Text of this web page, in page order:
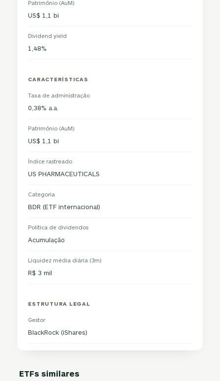
Patrimônio (AuM)
US$ 1,1 bi
Dividend yield
1,48%
CARACTERÍSTICAS
Taxa de administração
0,38% a.a.
Patrimônio (AuM)
US$ 1,1 bi
Índice rastreado
US PHARMACEUTICALS
Categoria
BDR (ETF internacional)
Política de dividendos
Acumulação
Liquidez média diária (3m)
R$ 3 mil
ESTRUTURA LEGAL
Gestor
BlackRock (iShares)
ETFs similares